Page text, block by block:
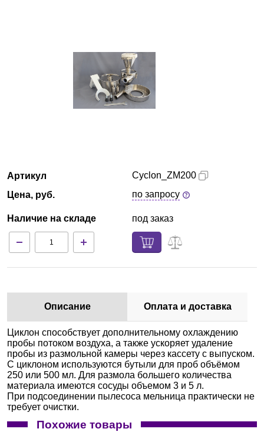
Блог
Партнеры
Доставка и оплата
Контакты
Артикул
Цена, руб.
Наличие на складе
Cyclon_ZM200
по запросу
под заказ
Описание Оплата и доставка
Циклон способствует дополнительному охлаждению
пробы потоком воздуха, а также ускоряет удаление
пробы из размольной камеры через кассету с выпуском.
С циклоном используются бутыли для проб объёмом
250 или 500 мл. Для размола большего количества
материала имеются сосуды объемом 3 и 5 л.
При подсоединении пылесоса мельница практически не
требует очистки.
Похожие товары